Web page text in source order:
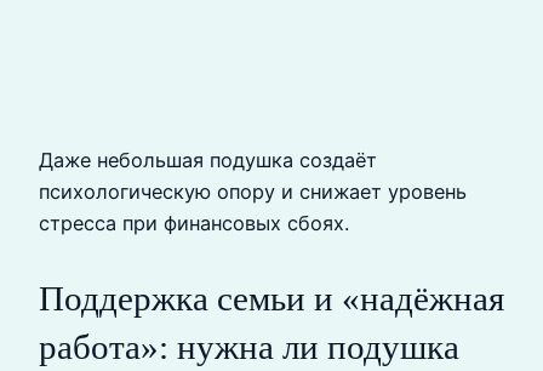
Даже небольшая подушка создаёт
психологическую опору и снижает уровень
стресса при финансовых сбоях.
Поддержка семьи и «надёжная
работа»: нужна ли подушка